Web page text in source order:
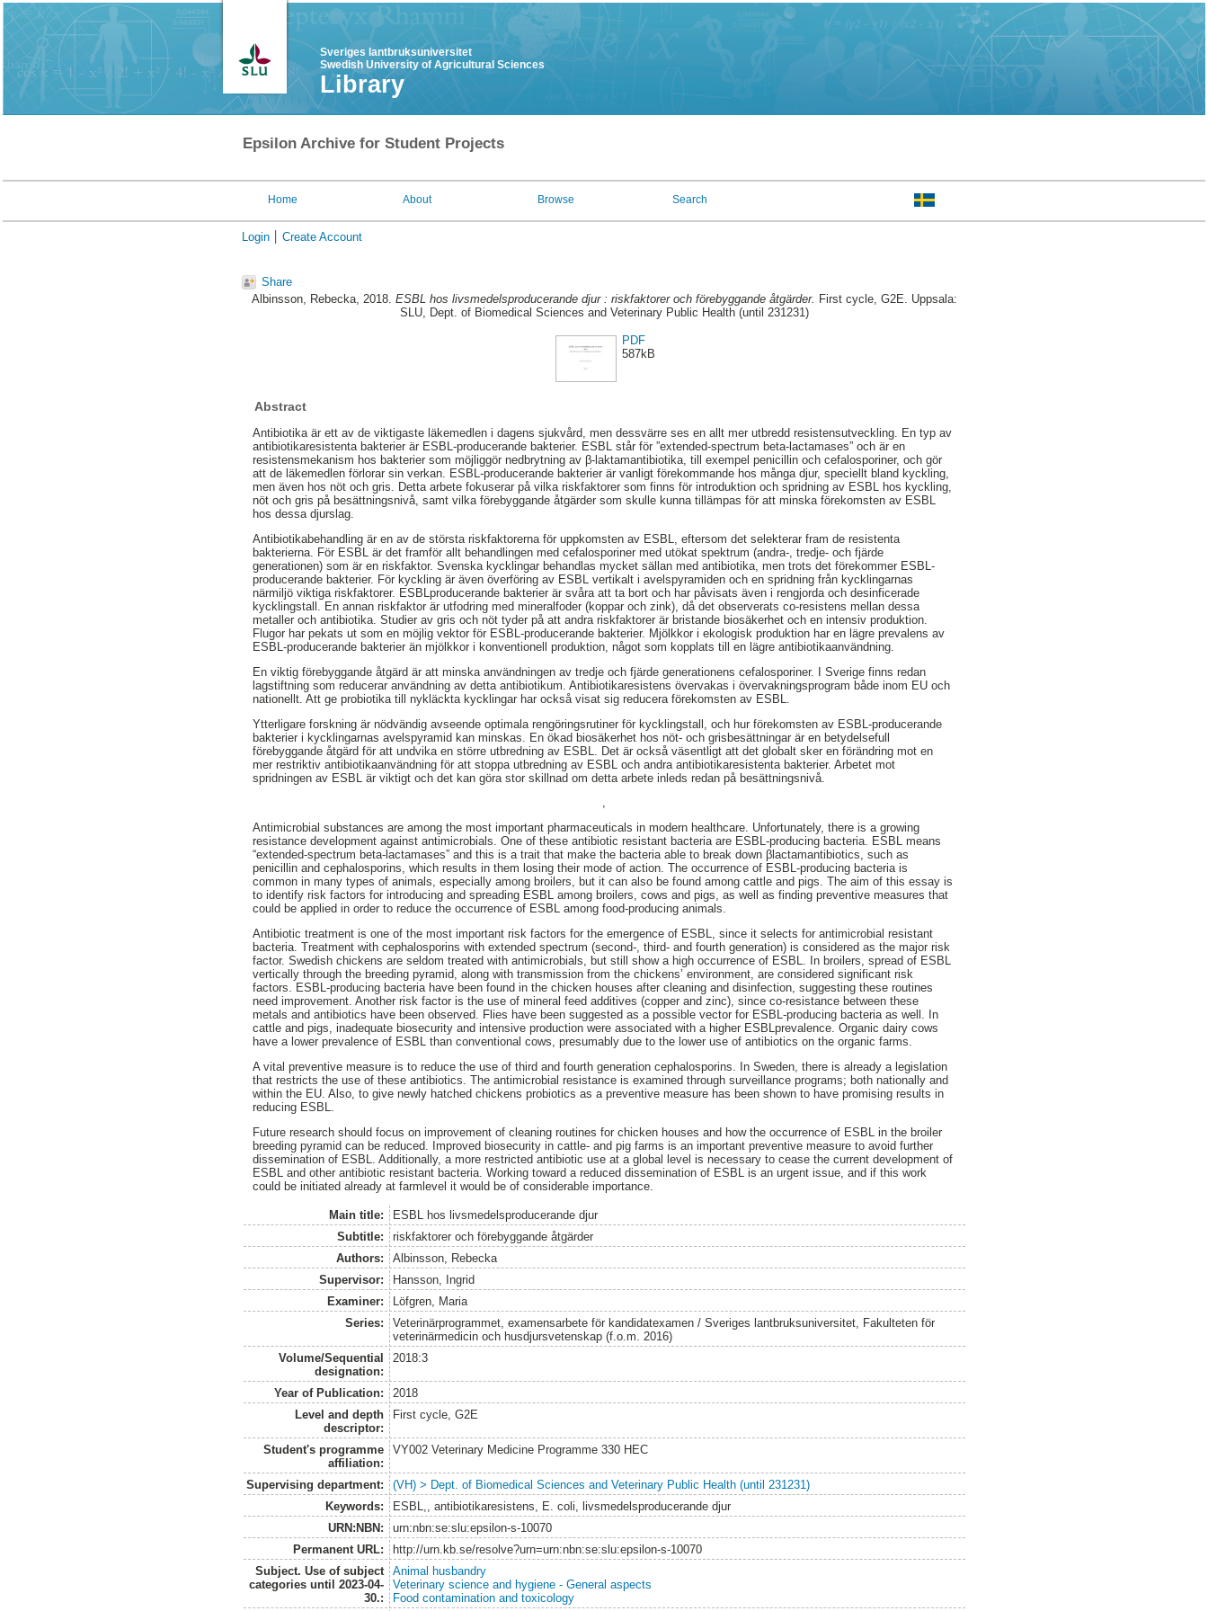
Sveriges lantbruksuniversitet
Swedish University of Agricultural Sciences
Library
Epsilon Archive for Student Projects
Home About Browse Search
Login Create Account
Share
Albinsson, Rebecka, 2018. ESBL hos livsmedelsproducerande djur : riskfaktorer och förebyggande åtgärder. First cycle, G2E. Uppsala:
SLU, Dept. of Biomedical Sciences and Veterinary Public Health (until 231231)
PDF
587kB
Abstract
Antibiotika är ett av de viktigaste läkemedlen i dagens sjukvård, men dessvärre ses en allt mer utbredd resistensutveckling. En typ av
antibiotikaresistenta bakterier är ESBL-producerande bakterier. ESBL står för ”extended-spectrum beta-lactamases” och är en
resistensmekanism hos bakterier som möjliggör nedbrytning av β-laktamantibiotika, till exempel penicillin och cefalosporiner, och gör
att de läkemedlen förlorar sin verkan. ESBL-producerande bakterier är vanligt förekommande hos många djur, speciellt bland kyckling,
men även hos nöt och gris. Detta arbete fokuserar på vilka riskfaktorer som finns för introduktion och spridning av ESBL hos kyckling,
nöt och gris på besättningsnivå, samt vilka förebyggande åtgärder som skulle kunna tillämpas för att minska förekomsten av ESBL
hos dessa djurslag.
Antibiotikabehandling är en av de största riskfaktorerna för uppkomsten av ESBL, eftersom det selekterar fram de resistenta
bakterierna. För ESBL är det framför allt behandlingen med cefalosporiner med utökat spektrum (andra-, tredje- och fjärde
generationen) som är en riskfaktor. Svenska kycklingar behandlas mycket sällan med antibiotika, men trots det förekommer ESBL-
producerande bakterier. För kyckling är även överföring av ESBL vertikalt i avelspyramiden och en spridning från kycklingarnas
närmiljö viktiga riskfaktorer. ESBLproducerande bakterier är svåra att ta bort och har påvisats även i rengjorda och desinficerade
kycklingstall. En annan riskfaktor är utfodring med mineralfoder (koppar och zink), då det observerats co-resistens mellan dessa
metaller och antibiotika. Studier av gris och nöt tyder på att andra riskfaktorer är bristande biosäkerhet och en intensiv produktion.
Flugor har pekats ut som en möjlig vektor för ESBL-producerande bakterier. Mjölkkor i ekologisk produktion har en lägre prevalens av
ESBL-producerande bakterier än mjölkkor i konventionell produktion, något som kopplats till en lägre antibiotikaanvändning.
En viktig förebyggande åtgärd är att minska användningen av tredje och fjärde generationens cefalosporiner. I Sverige finns redan
lagstiftning som reducerar användning av detta antibiotikum. Antibiotikaresistens övervakas i övervakningsprogram både inom EU och
nationellt. Att ge probiotika till nykläckta kycklingar har också visat sig reducera förekomsten av ESBL.
Ytterligare forskning är nödvändig avseende optimala rengöringsrutiner för kycklingstall, och hur förekomsten av ESBL-producerande
bakterier i kycklingarnas avelspyramid kan minskas. En ökad biosäkerhet hos nöt- och grisbesättningar är en betydelsefull
förebyggande åtgärd för att undvika en större utbredning av ESBL. Det är också väsentligt att det globalt sker en förändring mot en
mer restriktiv antibiotikaanvändning för att stoppa utbredning av ESBL och andra antibiotikaresistenta bakterier. Arbetet mot
spridningen av ESBL är viktigt och det kan göra stor skillnad om detta arbete inleds redan på besättningsnivå.
,
Antimicrobial substances are among the most important pharmaceuticals in modern healthcare. Unfortunately, there is a growing
resistance development against antimicrobials. One of these antibiotic resistant bacteria are ESBL-producing bacteria. ESBL means
“extended-spectrum beta-lactamases” and this is a trait that make the bacteria able to break down βlactamantibiotics, such as
penicillin and cephalosporins, which results in them losing their mode of action. The occurrence of ESBL-producing bacteria is
common in many types of animals, especially among broilers, but it can also be found among cattle and pigs. The aim of this essay is
to identify risk factors for introducing and spreading ESBL among broilers, cows and pigs, as well as finding preventive measures that
could be applied in order to reduce the occurrence of ESBL among food-producing animals.
Antibiotic treatment is one of the most important risk factors for the emergence of ESBL, since it selects for antimicrobial resistant
bacteria. Treatment with cephalosporins with extended spectrum (second-, third- and fourth generation) is considered as the major risk
factor. Swedish chickens are seldom treated with antimicrobials, but still show a high occurrence of ESBL. In broilers, spread of ESBL
vertically through the breeding pyramid, along with transmission from the chickens’ environment, are considered significant risk
factors. ESBL-producing bacteria have been found in the chicken houses after cleaning and disinfection, suggesting these routines
need improvement. Another risk factor is the use of mineral feed additives (copper and zinc), since co-resistance between these
metals and antibiotics have been observed. Flies have been suggested as a possible vector for ESBL-producing bacteria as well. In
cattle and pigs, inadequate biosecurity and intensive production were associated with a higher ESBLprevalence. Organic dairy cows
have a lower prevalence of ESBL than conventional cows, presumably due to the lower use of antibiotics on the organic farms.
A vital preventive measure is to reduce the use of third and fourth generation cephalosporins. In Sweden, there is already a legislation
that restricts the use of these antibiotics. The antimicrobial resistance is examined through surveillance programs; both nationally and
within the EU. Also, to give newly hatched chickens probiotics as a preventive measure has been shown to have promising results in
reducing ESBL.
Future research should focus on improvement of cleaning routines for chicken houses and how the occurrence of ESBL in the broiler
breeding pyramid can be reduced. Improved biosecurity in cattle- and pig farms is an important preventive measure to avoid further
dissemination of ESBL. Additionally, a more restricted antibiotic use at a global level is necessary to cease the current development of
ESBL and other antibiotic resistant bacteria. Working toward a reduced dissemination of ESBL is an urgent issue, and if this work
could be initiated already at farmlevel it would be of considerable importance.
Main title:
ESBL hos livsmedelsproducerande djur
Subtitle:
riskfaktorer och förebyggande åtgärder
Authors:
Albinsson, Rebecka
Supervisor:
Hansson, Ingrid
Examiner:
Löfgren, Maria
Series:
Veterinärprogrammet, examensarbete för kandidatexamen / Sveriges lantbruksuniversitet, Fakulteten för
veterinärmedicin och husdjursvetenskap (f.o.m. 2016)
Volume/Sequential
designation:
2018:3
Year of Publication:
2018
Level and depth
descriptor:
First cycle, G2E
Student's programme
affiliation:
VY002 Veterinary Medicine Programme 330 HEC
Supervising department:
(VH) > Dept. of Biomedical Sciences and Veterinary Public Health (until 231231)
Keywords:
ESBL,, antibiotikaresistens, E. coli, livsmedelsproducerande djur
URN:NBN:
urn:nbn:se:slu:epsilon-s-10070
Permanent URL:
http://urn.kb.se/resolve?urn=urn:nbn:se:slu:epsilon-s-10070
Subject. Use of subject
categories until 2023-04-
30.:
Animal husbandry
Veterinary science and hygiene - General aspects
Food contamination and toxicology